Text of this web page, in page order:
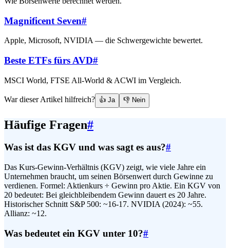
Magnificent Seven#
Apple, Microsoft, NVIDIA — die Schwergewichte bewertet.
Beste ETFs fürs AVD#
MSCI World, FTSE All-World & ACWI im Vergleich.
War dieser Artikel hilfreich? 👍 Ja 👎 Nein
Häufige Fragen#
Was ist das KGV und was sagt es aus?#
Das Kurs-Gewinn-Verhältnis (KGV) zeigt, wie viele Jahre ein
Unternehmen braucht, um seinen Börsenwert durch Gewinne zu
verdienen. Formel: Aktienkurs ÷ Gewinn pro Aktie. Ein KGV von
20 bedeutet: Bei gleichbleibendem Gewinn dauert es 20 Jahre.
Historischer Schnitt S&P 500: ~16-17. NVIDIA (2024): ~55.
Allianz: ~12.
Was bedeutet ein KGV unter 10?#